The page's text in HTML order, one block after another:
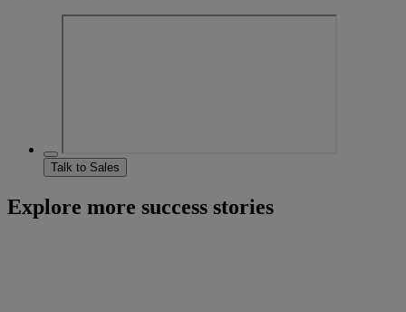
Talk to Sales
Explore more success stories